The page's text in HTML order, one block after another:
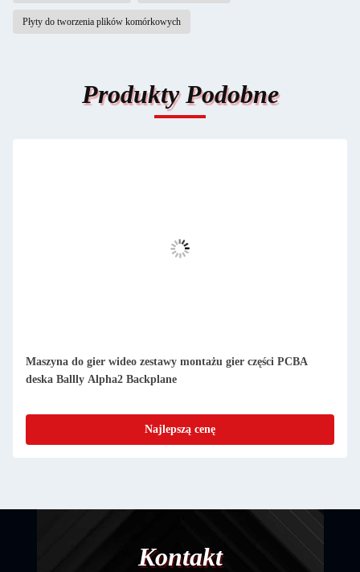
Płyty do tworzenia plików komórkowych
Produkty Podobne
Maszyna do gier wideo zestawy montażu gier części PCBA
deska Ballly Alpha2 Backplane
Najlepszą cenę
Kontakt